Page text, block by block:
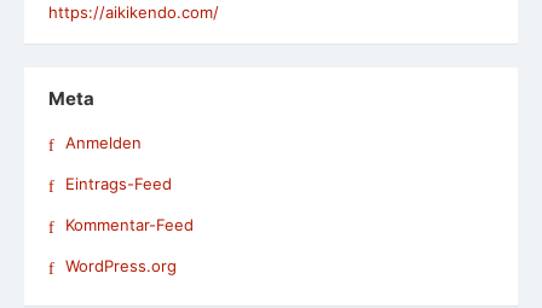
https://aikikendo.com/
Meta
Anmelden
Eintrags-Feed
Kommentar-Feed
WordPress.org